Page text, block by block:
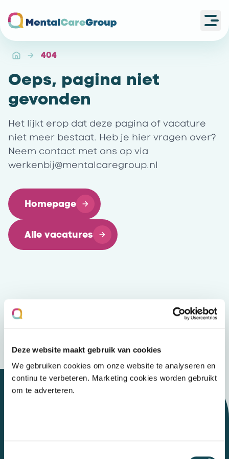
Deze website maakt gebruik van cookies
We gebruiken cookies om onze website te analyseren en
continu te verbeteren. Marketing cookies worden gebruikt
om te adverteren.
404
Oeps, pagina niet
gevonden
Het lijkt erop dat deze pagina of vacature
niet meer bestaat. Heb je hier vragen over?
Neem contact met ons op via
werkenbij@mentalcaregroup.nl
Homepage
Alle vacatures